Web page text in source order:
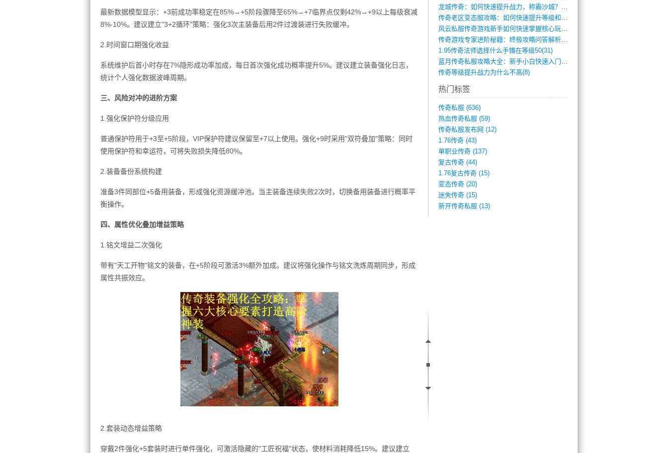
最新数据模型显示：+3前成功率稳定在85%→+5阶段骤降至65%→+7临界点仅剩42%→+9以上每级衰减
8%-10%。建议建立"3+2循环"策略：强化3次主装备后用2件过渡装进行失败缓冲。
2.时间窗口期强化收益
系统维护后首小时存在7%隐形成功率加成，每日首次强化成功概率提升5%。建议建立装备强化日志，
统计个人强化数据波峰周期。
三、风险对冲的进阶方案
1.强化保护符分级应用
普通保护符用于+3至+5阶段，VIP保护符建议保留至+7以上使用。强化+9时采用"双符叠加"策略：同时
使用保护符和幸运符，可将失败损失降低80%。
2.装备备份系统构建
准备3件同部位+5备用装备，形成强化资源缓冲池。当主装备连续失败2次时，切换备用装备进行概率平
衡操作。
四、属性优化叠加增益策略
1.铭文增益二次强化
带有"天工开物"铭文的装备，在+5阶段可激活3%额外加成。建议将强化操作与铭文洗炼周期同步，形成
属性共振效应。
2.套装动态增益策略
穿戴2件强化+5套装时进行单件强化，可激活隐藏的"工匠祝福"状态，使材料消耗降低15%。建议建立
龙城传奇：如何快速提升战力，称霸沙城？(802)
传奇老区变态服攻略：如何快速提升等级和战(379)
风云私服传奇游戏新手如何快速掌握核心玩法(616)
传奇游戏专家进阶秘籍：终极攻略问答解析(848)
1.95传奇法师选择什么手镯在等级50(31)
蓝月传奇私服攻略大全：新手小白快速入门指(386)
传奇等级提升战力为什么不高(8)
热门标签
传奇私服 (636)
热血传奇私服 (59)
传奇私服发布网 (12)
1.76传奇 (43)
单职业传奇 (137)
复古传奇 (44)
1.76复古传奇 (15)
变态传奇 (20)
迷失传奇 (15)
新开传奇私服 (13)